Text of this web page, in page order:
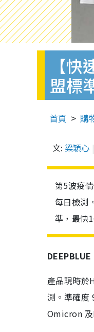
【
盟標
首頁 購
文: 梁穎心
第5波疫
每日檢測
準，最快
產品現時於
測。準確度
Omicron 及